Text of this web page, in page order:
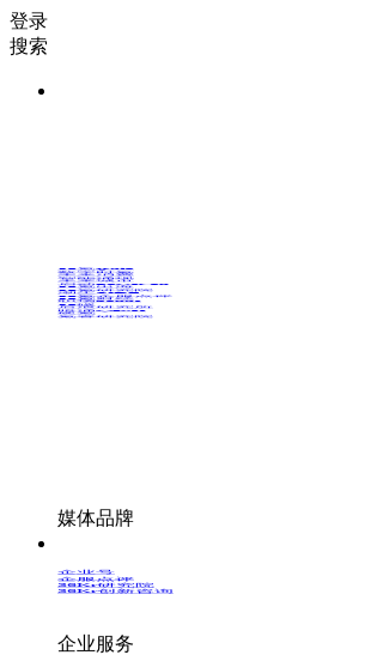
登录
搜索
36氪Auto
未来消费
未来城市
36氪出海
硬氪
媒体品牌
企业号
企服点评
36Kr研究院
36Kr创新咨询
企业服务